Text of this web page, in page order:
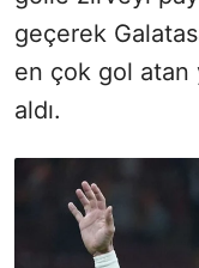
geçerek
en çok gol atan
aldı.